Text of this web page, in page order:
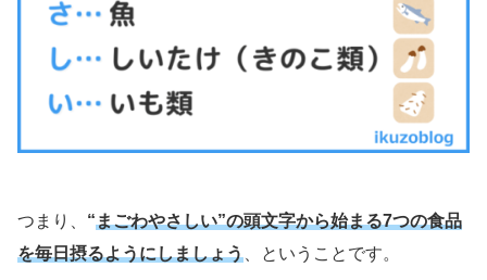
つまり、 “まごわやさしい”の頭文字から始まる7つの食品
を毎日摂るようにしましょう 、ということです。